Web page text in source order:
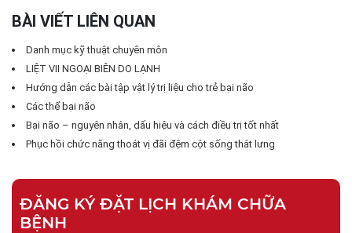
BÀI VIẾT LIÊN QUAN
Danh mục kỹ thuật chuyên môn
LIỆT VII NGOẠI BIÊN DO LẠNH
Hướng dẫn các bài tập vật lý trị liệu cho trẻ bại não
Các thể bại não
Bại não – nguyên nhân, dấu hiệu và cách điều trị tốt nhất
Phục hồi chức năng thoát vị đãi đệm cột sống thắt lưng
ĐĂNG KÝ ĐẶT LỊCH KHÁM CHỮA
BỆNH